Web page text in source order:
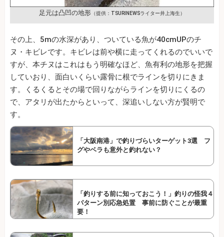
足元は凸凹の地形 （提供：TSURINEWSライター井上海生）
その上、5mの水深があり、ついている魚が40cmUPのチ
ヌ・キビレです。キビレは前や横に走ってくれるのでいいで
すが、本チヌはこれはもう明確なほど、魚有利の地形を把握
していおり、面白いくらい露骨に根でラインを切りにきま
す。くるくるとその場で回りながらラインを切りにくるの
で、アタリが出たからといって、深追いしない方が賢明で
す。
「大阪南港」で釣りづらいターゲット3選 フ
グやベラも意外と釣れない？
「釣りする前に知っておこう！」釣りの怪我４
パターン別応急処置 事前に防ぐことが最重
要！